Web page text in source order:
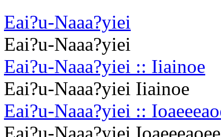
Eai?u-Naaa?yiei
Eai?u-Naaa?yiei
Eai?u-Naaa?yiei :: Iiainoe
Eai?u-Naaa?yiei Iiainoe
Eai?u-Naaa?yiei ::